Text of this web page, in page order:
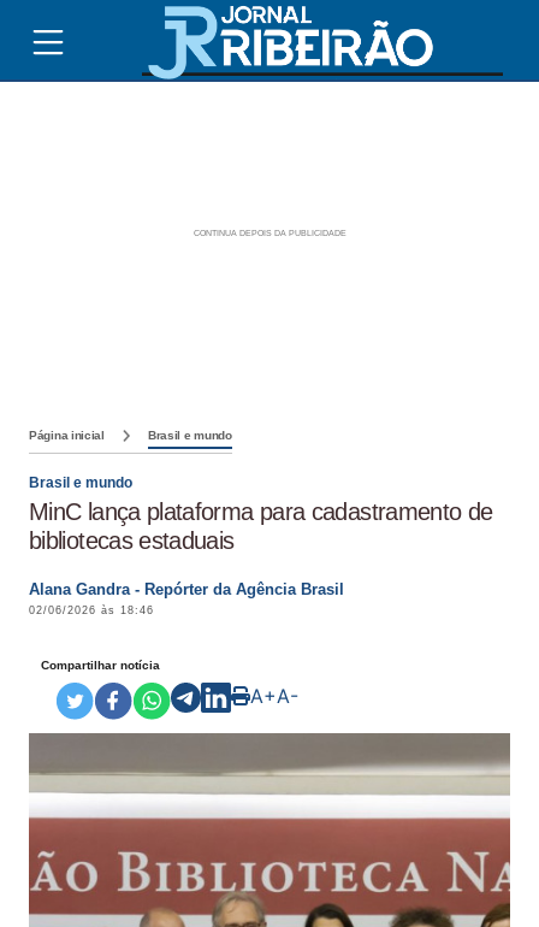
Página inicial Brasil e mundo
Brasil e mundo
MinC lança plataforma para cadastramento de
bibliotecas estaduais
Alana Gandra - Repórter da Agência Brasil
02/06/2026 às 18:46
Compartilhar notícia
A+A-